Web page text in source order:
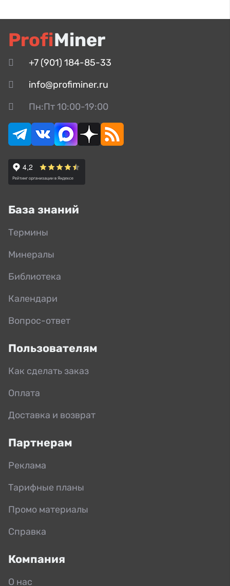
ProfiMiner
+7 (901) 184-85-33
info@profiminer.ru
Пн:Пт 10:00-19:00
База знаний
Термины
Минералы
Библиотека
Календари
Вопрос-ответ
Пользователям
Как сделать заказ
Оплата
Доставка и возврат
Партнерам
Реклама
Тарифные планы
Промо материалы
Справка
Компания
О нас